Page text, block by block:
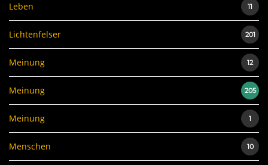
Leben 11
Lichtenfelser 201
Meinung 12
Meinung 205
Meinung 1
Menschen 10